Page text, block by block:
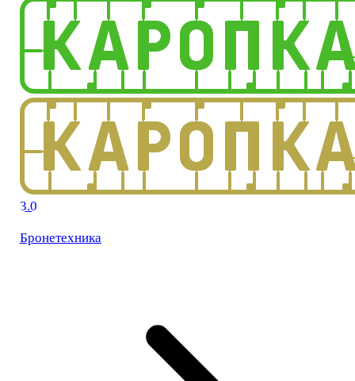
3.0
Бронетехника